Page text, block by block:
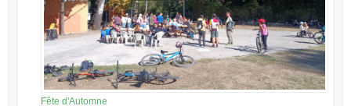
Fête d'Automne